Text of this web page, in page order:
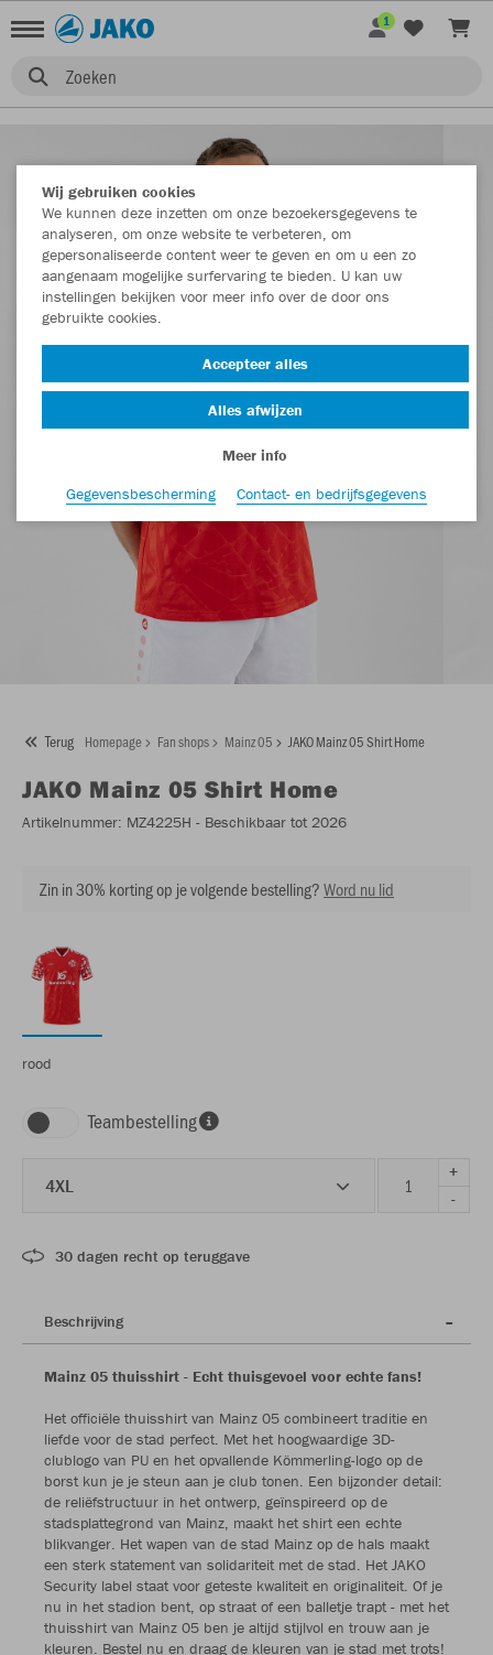
Zoeken
1
Terug Homepage Fan shops Mainz 05 JAKO Mainz 05 Shirt Home
JAKO Mainz 05 Shirt Home
Artikelnummer: MZ4225H - Beschikbaar tot 2026
Zin in 30% korting op je volgende bestelling?Word nu lid
rood
Teambestelling
4XL
+
-
30 dagen recht op teruggave
Beschrijving
Mainz 05 thuisshirt - Echt thuisgevoel voor echte fans!
Het officiële thuisshirt van Mainz 05 combineert traditie en
liefde voor de stad perfect. Met het hoogwaardige 3D-
clublogo van PU en het opvallende Kömmerling-logo op de
borst kun je je steun aan je club tonen. Een bijzonder detail:
de reliëfstructuur in het ontwerp, geïnspireerd op de
stadsplattegrond van Mainz, maakt het shirt een echte
blikvanger. Het wapen van de stad Mainz op de hals maakt
een sterk statement van solidariteit met de stad. Het JAKO
Security label staat voor geteste kwaliteit en originaliteit. Of je
nu in het stadion bent, op straat of een balletje trapt - met het
thuisshirt van Mainz 05 ben je altijd stijlvol en trouw aan je
kleuren. Bestel nu en draag de kleuren van je stad met trots!
Wij gebruiken cookies
We kunnen deze inzetten om onze bezoekersgegevens te
analyseren, om onze website te verbeteren, om
gepersonaliseerde content weer te geven en om u een zo
aangenaam mogelijke surfervaring te bieden. U kan uw
instellingen bekijken voor meer info over de door ons
gebruikte cookies.
Accepteer alles
Alles afwijzen
Meer info
Gegevensbescherming
Contact- en bedrijfsgegevens